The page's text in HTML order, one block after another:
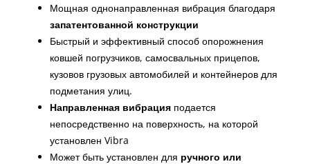
Мощная однонаправленная вибрация благодаря
запатентованной конструкции
Быстрый и эффективный способ опорожнения
ковшей погрузчиков, самосвальных прицепов,
кузовов грузовых автомобилей и контейнеров для
подметания улиц.
Направленная вибрация подается
непосредственно на поверхность, на которой
установлен Vibra
Может быть установлен для ручного или